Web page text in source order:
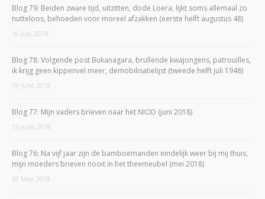
Blog 79: Beiden zware tijd, uitzitten, dode Loera, lijkt soms allemaal zo
nutteloos, behoeden voor moreel afzakken (eerste helft augustus 48)
16 July, 2018
Blog 78: Volgende post Bukanagara, brullende kwajongens, patrouilles,
ik krijg geen kippenvel meer, demobilisatielijst (tweede helft juli 1948)
19 June, 2018
Blog 77: Mijn vaders brieven naar het NIOD (juni 2018)
13 June, 2018
Blog 76: Na vijf jaar zijn de bamboemanden eindelijk weer bij mij thuis,
mijn moeders brieven nooit in het theemeubel (mei 2018)
30 May, 2018